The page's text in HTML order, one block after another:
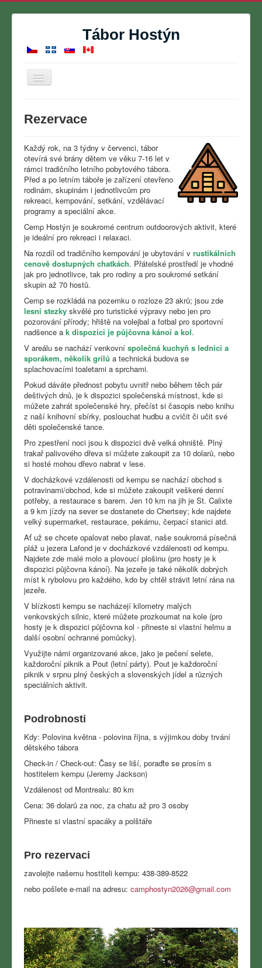
Tábor Hostýn
Přepnout
navigaci
Letní tábor
Rezervace
Kontakt
O nás
Fotogalerie
Kalendář
Rezervace
Každý rok, na 3 týdny v červenci, tábor
otevírá své brány dětem ve věku 7-16 let v
rámci tradičního letního pobytového tábora.
Před a po letním táboře je zařízení otevřeno
rodinám, skupinám i jednotlivcům pro
rekreaci, kempování, setkání, vzdělávací
programy a speciální akce.
Cemp Hostýn je soukromé centrum outdoorových aktivit, které
je ideální pro rekreaci i relaxaci.
Na rozdíl od tradičního kempování je ubytování v rustikálních
cenově dostupných chatkách. Přátelské prostředí je vhodné
jak pro jednotlivce, tak pro rodiny a pro soukromé setkání
skupin až 70 hostů.
Cemp se rozkládá na pozemku o rozloze 23 akrů; jsou zde
lesní stezky skvělé pro turistické výpravy nebo jen pro
pozorování přírody; hřiště na volejbal a fotbal pro sportovní
nadšence a k dispozici je půjčovna kánoí a kol.
V areálu se nachází venkovní společná kuchyň s lednicí a
sporákem, několik grilů a technická budova se
splachovacími toaletami a sprchami.
Pokud dáváte přednost pobytu uvnitř nebo během těch pár
deštivých dnů, je k dispozici společenská místnost, kde si
můžete zahrát společenské hry, přečíst si časopis nebo knihu
z naší knihovní sbírky, poslouchat hudbu a cvičit či učit své
děti společenské tance.
Pro zpestření noci jsou k dispozici dvě velká ohniště. Plný
trakař palivového dřeva si můžete zakoupit za 10 dolarů, nebo
si hosté mohou dřevo nabrat v lese.
V docházkové vzdálenosti od kempu se nachází obchod s
potravinami/obchod, kde si můžete zakoupit veškeré denní
potřeby, a restaurace s barem. Jen 10 km na jih je St. Calixte
a 9 km jízdy na sever se dostanete do Chertsey; kde najdete
velký supermarket, restaurace, pekárnu, čerpací stanici atd.
Ať už se chcete opalovat nebo plavat, naše soukromá písečná
pláž u jezera Lafond je v docházkové vzdálenosti od kempu.
Najdete zde malé molo a plovoucí plošinu (pro hosty je k
dispozici půjčovna kánoí). Na jezeře je také několik dobrých
míst k rybolovu pro každého, kdo by chtěl strávit letní rána na
jezeře.
V blízkosti kempu se nacházejí kilometry malých
venkovských silnic, které můžete prozkoumat na kole (pro
hosty je k dispozici půjčovna kol - přineste si vlastní helmu a
další osobní ochranné pomůcky).
Využijte námi organizované akce, jako je pečení selete,
každoroční piknik a Pout (letní párty). Pout je každoroční
piknik v srpnu plný českých a slovenských jídel a různých
speciálních aktivit.
Podrobnosti
Kdy: Polovina května - polovina října, s výjimkou doby trvání
dětského tábora
Check-in / Check-out: Časy se liší, poraďte se prosím s
hostitelem kempu (Jeremy Jackson)
Vzdálenost od Montrealu: 80 km
Cena: 36 dolarů za noc, za chatu až pro 3 osoby
Přineste si vlastní spacáky a polštáře
Pro rezervaci
zavolejte našemu hostiteli kempu: 438-389-8522
nebo pošlete e-mail na adresu: camphostyn2026@gmail.com